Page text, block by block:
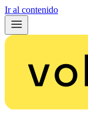
Ir al contenido